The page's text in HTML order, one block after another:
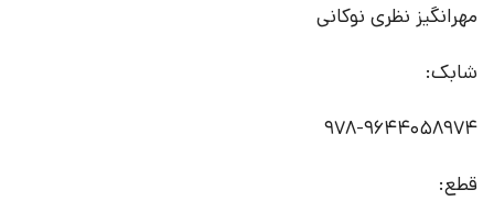
مهرانگیز نظری نوکانی
شابک:
978-9644058974
قطع: